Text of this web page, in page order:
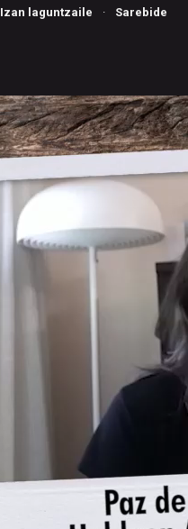
Izan laguntzaile · Sarebide